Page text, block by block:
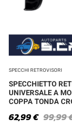
SPECCHI RETROVISORI
SPECCHIETTO
UNIVERSALE A
COPPA TONDA
99,99
62,99€